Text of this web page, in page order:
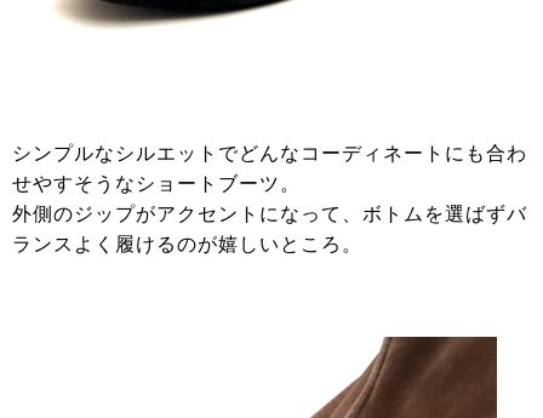
シンプルなシルエットでどんなコーディネートにも合わ
せやすそうなショートブーツ。
外側のジップがアクセントになって、ボトムを選ばずバ
ランスよく履けるのが嬉しいところ。